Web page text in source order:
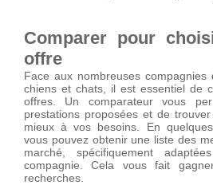
Comparer pour
offre
Face aux nombreuses compagnies
chiens et chats, il est essentiel de
offres. Un comparateur vous
prestations proposées et de
mieux à vos besoins. En
vous pouvez obtenir une liste des
marché, spécifiquement
compagnie. Cela vous fait
recherches.